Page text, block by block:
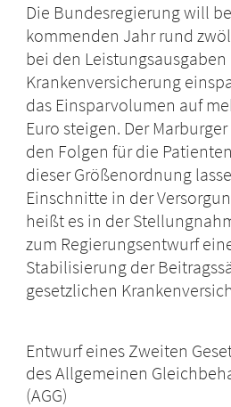
Die Bundesregierung will
kommenden Jahr rund
bei den
Krankenversicherung
das Einsparvolumen auf
Euro steigen. Der
den Folgen für die
dieser Größenordnung
Einschnitte in der
heißt es in der
zum Regierungsentwurf
Stabilisierung der
gesetzlichen
Entwurf eines Zweiten
des Allgemeinen
(AGG)